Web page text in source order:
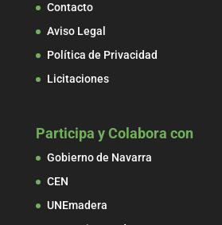
Contacto
Aviso Legal
Política de Privacidad
Licitaciones
Participa y Colabora con
Gobierno de Navarra
CEN
UNEmadera